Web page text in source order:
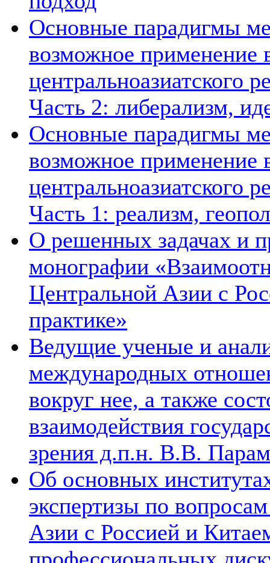
Основные парадигмы
возможное применение
центральноазиатского
Часть 2: либерализм,
Основные парадигмы
возможное применение
центральноазиатского
Часть 1: реализм,
О решенных задачах и
монографии
Центральной Азии с
практике»
Ведущие ученые и
международных
вокруг нее, а также
взаимодействия
зрения д.п.н. В.В.
Об основных
экспертизы по
Азии с Россией и